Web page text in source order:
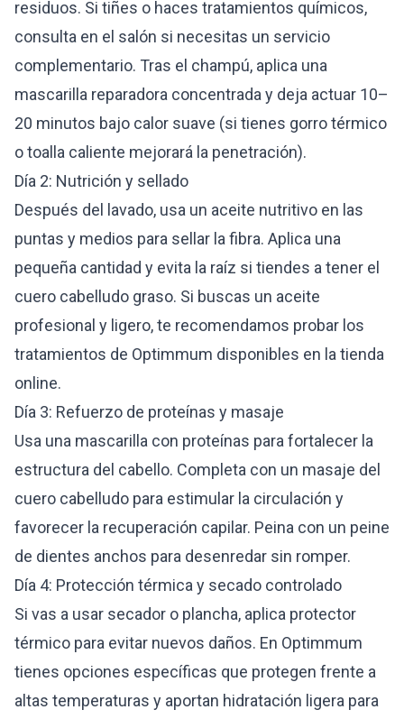
residuos. Si tiñes o haces tratamientos químicos,
consulta en el salón si necesitas un servicio
complementario. Tras el champú, aplica una
mascarilla reparadora concentrada y deja actuar 10–
20 minutos bajo calor suave (si tienes gorro térmico
o toalla caliente mejorará la penetración).
Día 2: Nutrición y sellado
Después del lavado, usa un aceite nutritivo en las
puntas y medios para sellar la fibra. Aplica una
pequeña cantidad y evita la raíz si tiendes a tener el
cuero cabelludo graso. Si buscas un aceite
profesional y ligero, te recomendamos probar los
tratamientos de Optimmum disponibles en la tienda
online.
Día 3: Refuerzo de proteínas y masaje
Usa una mascarilla con proteínas para fortalecer la
estructura del cabello. Completa con un masaje del
cuero cabelludo para estimular la circulación y
favorecer la recuperación capilar. Peina con un peine
de dientes anchos para desenredar sin romper.
Día 4: Protección térmica y secado controlado
Si vas a usar secador o plancha, aplica protector
térmico para evitar nuevos daños. En Optimmum
tienes opciones específicas que protegen frente a
altas temperaturas y aportan hidratación ligera para